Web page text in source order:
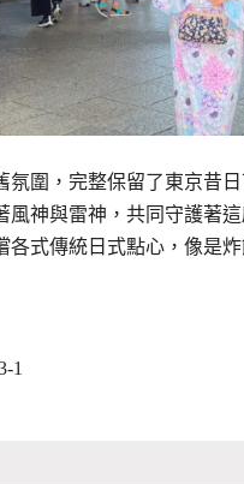
氛圍，完整保留了東京昔
風神與雷神，共同守護著
各式傳統日式點心，像是
1